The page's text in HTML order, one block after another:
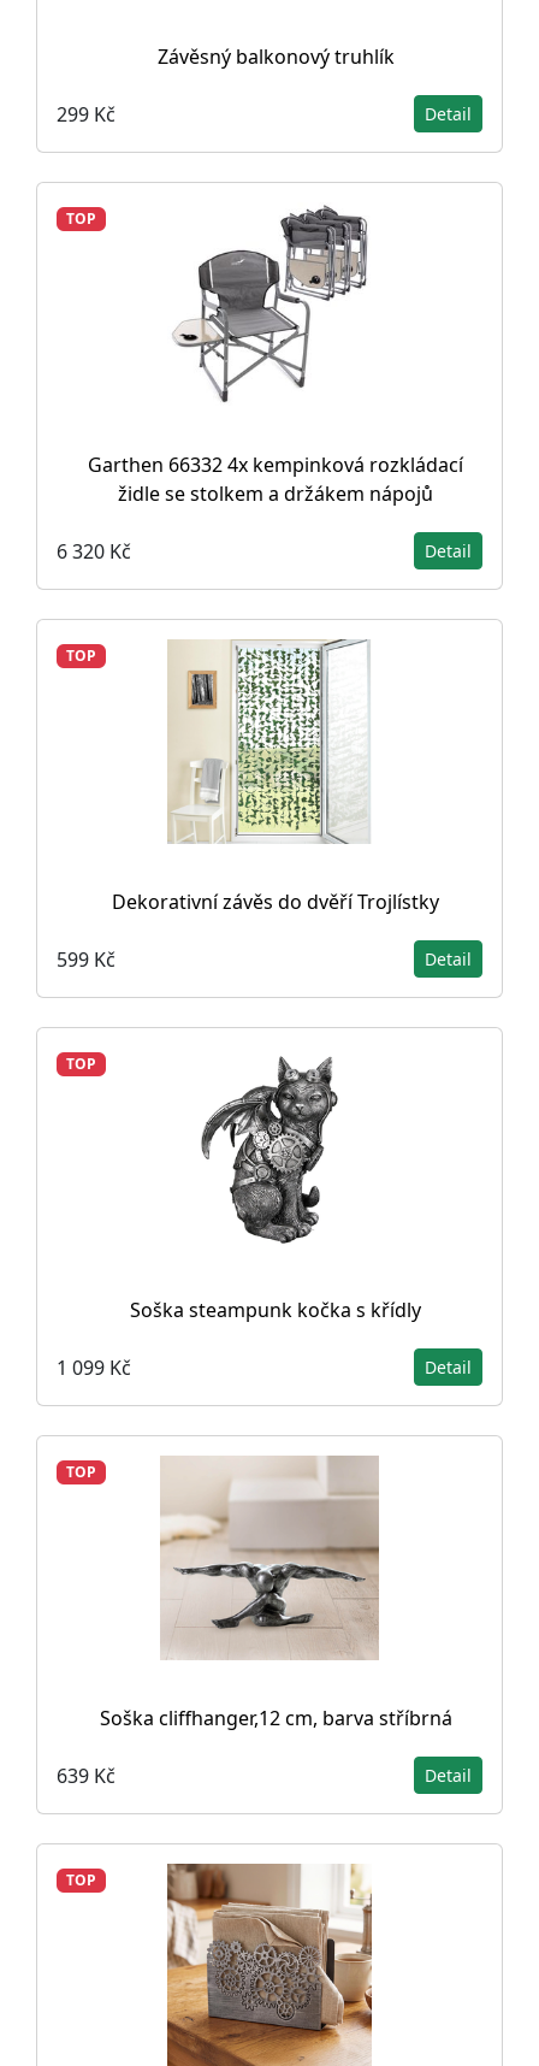
Závěsný balkonový truhlík
299 Kč Detail
TOP
Garthen 66332 4x kempinková rozkládací
židle se stolkem a držákem nápojů
6 320 Kč Detail
TOP
Dekorativní závěs do dvěří Trojlístky
599 Kč Detail
TOP
Soška steampunk kočka s křídly
1 099 Kč Detail
TOP
Soška cliffhanger,12 cm, barva stříbrná
639 Kč Detail
TOP